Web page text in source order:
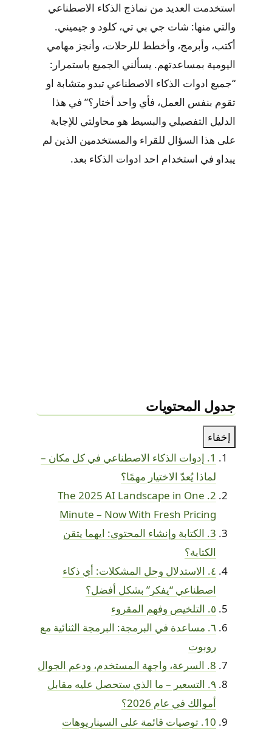
استخدمت العديد من نماذج الذكاء الاصطناعي
والتي منها: شات جي بي تي، كلود و جيميني.
أكتب، وأبرمج، وأخطط للرحلات، وأنجز مهامي
اليومية بمساعدتهم. يسألني الجميع باستمرار:
“جميع ادوات الذكاء الاصطناعي تبدو متشابة او
تقوم بنفس العمل، فأي واحد أختار؟” في هذا
الدليل التفصيلي والبسيط هو محاولتي للإجابة
على هذا السؤال للقراء والمستخدمين الذين لم
يبداو في استخدام احد ادوات الذكاء بعد.
جدول المحتويات
إخفاء
1. إدوات الذكاء الاصطناعي في كل مكان –
لماذا يُعدّ الاختيار مهمًا؟
2. The 2025 AI Landscape in One
Minute – Now With Fresh Pricing
3. الكتابة وإنشاء المحتوى: ايهما يتقن
الكتابة؟
٤. الاستدلال وحل المشكلات: أي ذكاء
اصطناعي “يفكر” بشكل أفضل؟
٥. التلخيص وفهم المقروء
٦. مساعدة في البرمجة: البرمجة الثنائية مع
روبوت
8. السرعة، واجهة المستخدم، ودعم الجوال
٩. التسعير – ما الذي ستحصل عليه مقابل
أموالك في عام 2026؟
10. توصيات قائمة على السيناريوهات